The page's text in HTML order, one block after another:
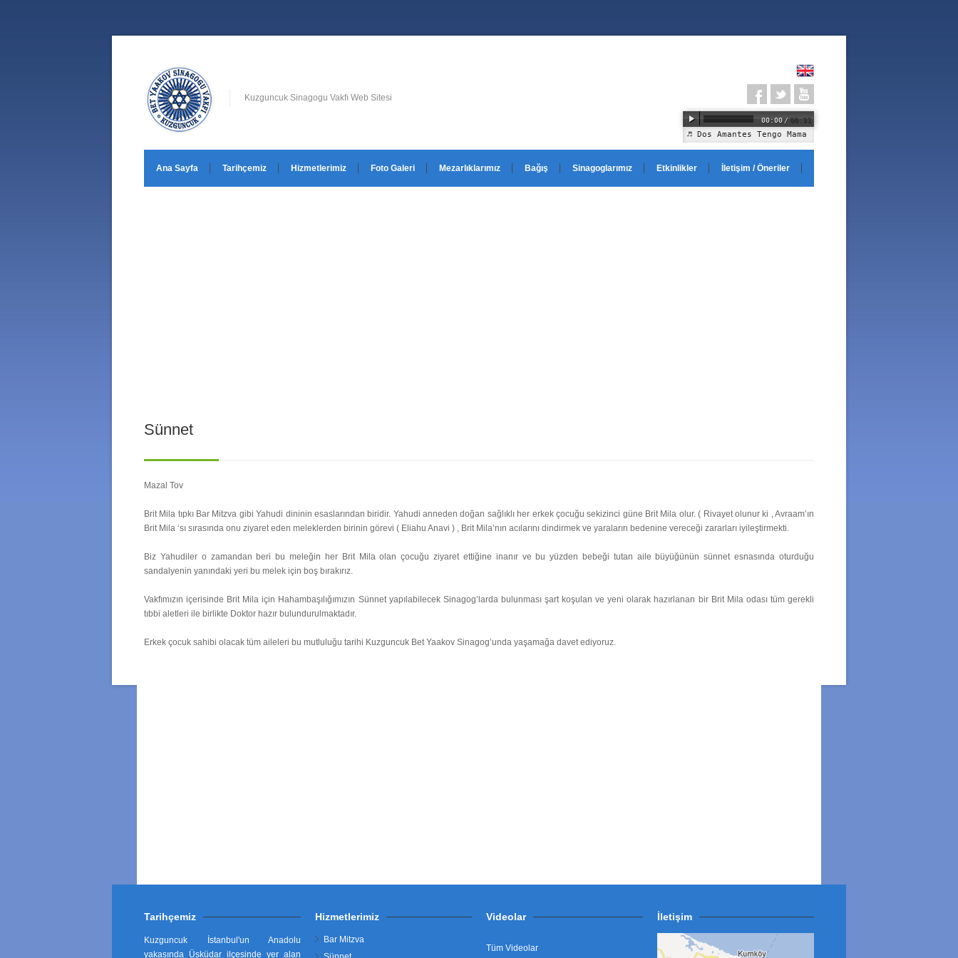
Kuzguncuk Sinagogu Vakfı Web Sitesi
00:00 / 00:31
Dos Amantes Tengo Mama
Ana Sayfa Tarihçemiz Hizmetlerimiz Foto Galeri Mezarlıklarımız Bağış Sinagoglarımız Etkinlikler İletişim / Öneriler
Sünnet
Mazal Tov
Brit Mila tıpkı Bar Mitzva gibi Yahudi dininin esaslarından biridir. Yahudi anneden doğan sağlıklı her erkek çocuğu sekizinci güne Brit Mila olur. ( Rivayet olunur ki , Avraam’ın
Brit Mila ‘sı sırasında onu ziyaret eden meleklerden birinin görevi ( Eliahu Anavi ) , Brit Mila’nın acılarını dindirmek ve yaraların bedenine vereceği zararları iyileştirmekti.
Biz Yahudiler o zamandan beri bu meleğin her Brit Mila olan çocuğu ziyaret ettiğine inanır ve bu yüzden bebeği tutan aile büyüğünün sünnet esnasında oturduğu
sandalyenin yanındaki yeri bu melek için boş bırakırız.
Vakfımızın içerisinde Brit Mila için Hahambaşılığımızın Sünnet yapılabilecek Sinagog’larda bulunması şart koşulan ve yeni olarak hazırlanan bir Brit Mila odası tüm gerekli
tıbbi aletleri ile birlikte Doktor hazır bulundurulmaktadır.
Erkek çocuk sahibi olacak tüm aileleri bu mutluluğu tarihi Kuzguncuk Bet Yaakov Sinagog’unda yaşamağa davet ediyoruz.
Tarihçemiz
Kuzguncuk İstanbul'un Anadolu
yakasında Üsküdar ilçesinde yer alan
Hizmetlerimiz
Bar Mitzva
Videolar
Tüm Videolar
İletişim